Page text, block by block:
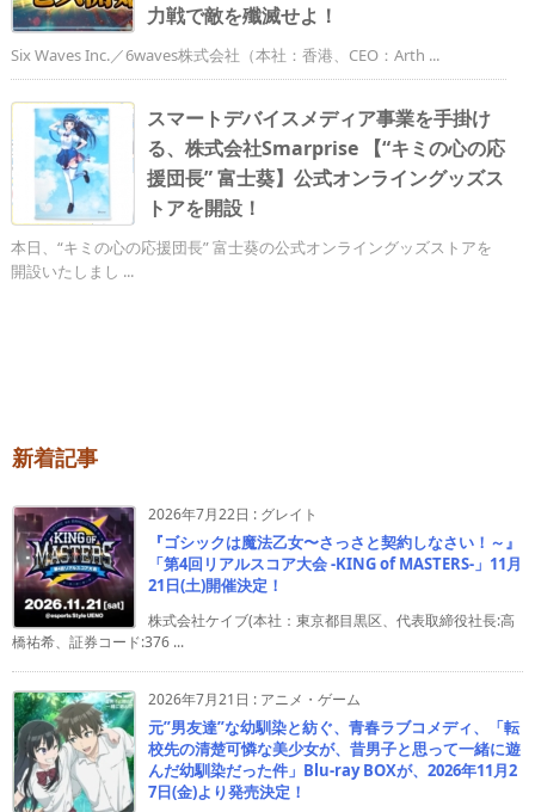
力戦で敵を殲滅せよ！
Six Waves Inc.／6waves株式会社（本社：香港、CEO：Arth ...
スマートデバイスメディア事業を手掛け
る、株式会社Smarprise 【“キミの心の応
援団長” 富士葵】公式オンライングッズス
トアを開設！
本日、“キミの心の応援団長” 富士葵の公式オンライングッズストアを
開設いたしまし ...
新着記事
2026年7月22日 : グレイト
『ゴシックは魔法乙女〜さっさと契約しなさい！～』
「第4回リアルスコア大会 -KING of MASTERS-」11月
21日(土)開催決定！
株式会社ケイブ(本社：東京都目黒区、代表取締役社長:高
橋祐希、証券コード:376 ...
2026年7月21日 : アニメ・ゲーム
元”男友達”な幼馴染と紡ぐ、青春ラブコメディ、「転
校先の清楚可憐な美少女が、昔男子と思って一緒に遊
んだ幼馴染だった件」Blu-ray BOXが、2026年11月2
7日(金)より発売決定！